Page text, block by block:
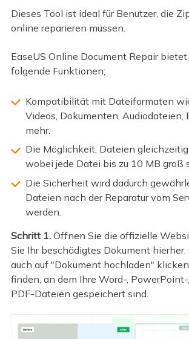
Dieses Tool ist ideal für Benutzer, die
online reparieren müssen.
EaseUS Online Document Repair
folgende Funktionen;
Kompatibilität mit Dateiformaten
Videos, Dokumenten, Audiodateien,
mehr.
Die Möglichkeit, Dateien gleichzeitig
wobei jede Datei bis zu 10 MB groß
Die Sicherheit wird dadurch
Dateien nach der Reparatur vom
werden.
Schritt 1. Öffnen Sie die offizielle
Sie Ihr beschädigtes Dokument
auch auf "Dokument hochladen"
finden, an dem Ihre Word-,
PDF-Dateien gespeichert sind.